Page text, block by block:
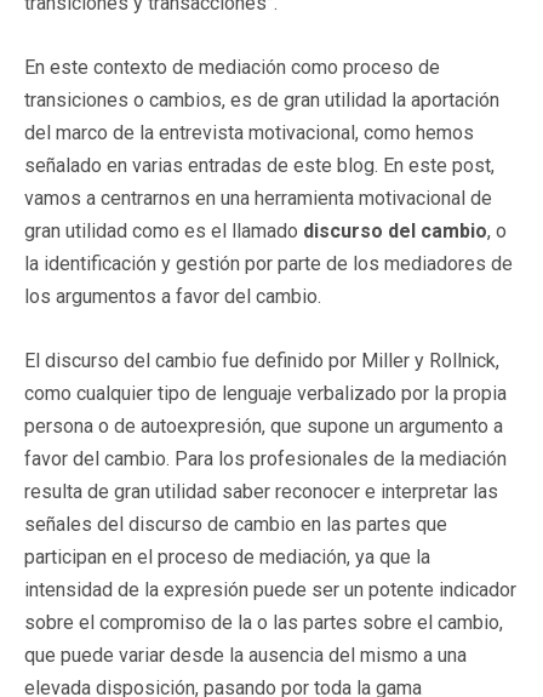
En este contexto de mediación como proceso de
transiciones o cambios, es de gran utilidad la aportación
del marco de la entrevista motivacional, como hemos
señalado en varias entradas de este blog. En este post,
vamos a centrarnos en una herramienta motivacional de
gran utilidad como es el llamado discurso del cambio, o
la identificación y gestión por parte de los mediadores de
los argumentos a favor del cambio.
El discurso del cambio fue definido por Miller y Rollnick,
como cualquier tipo de lenguaje verbalizado por la propia
persona o de autoexpresión, que supone un argumento a
favor del cambio. Para los profesionales de la mediación
resulta de gran utilidad saber reconocer e interpretar las
señales del discurso de cambio en las partes que
participan en el proceso de mediación, ya que la
intensidad de la expresión puede ser un potente indicador
sobre el compromiso de la o las partes sobre el cambio,
que puede variar desde la ausencia del mismo a una
elevada disposición, pasando por toda la gama